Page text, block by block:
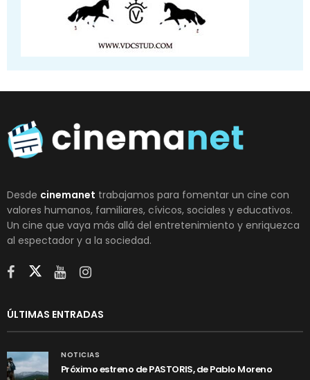
Desde cinemanet trabajamos para fomentar un cine con
valores humanos, familiares, cívicos, sociales y educativos.
Un cine que vaya más allá del entretenimiento y enriquezca
al espectador y a la sociedad.
ÚLTIMAS ENTRADAS
NOTICIAS
Próximo estreno de PASTORIS, de Pablo Moreno